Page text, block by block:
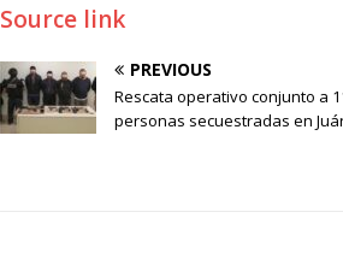
Source link
PREVIOUS
Rescata operativo conjunto a
personas secuestradas en